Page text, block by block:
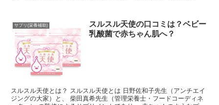
サプリ(栄養補助)
スルスル天使の口コミは？ベビー
乳酸菌で赤ちゃん肌へ？
スルスル天使とは？ スルスル天使とは 日野佐和子先生（アンチエイ
ジングの大家）と、 柴田真希先生（管理栄養士・フードコーディネ